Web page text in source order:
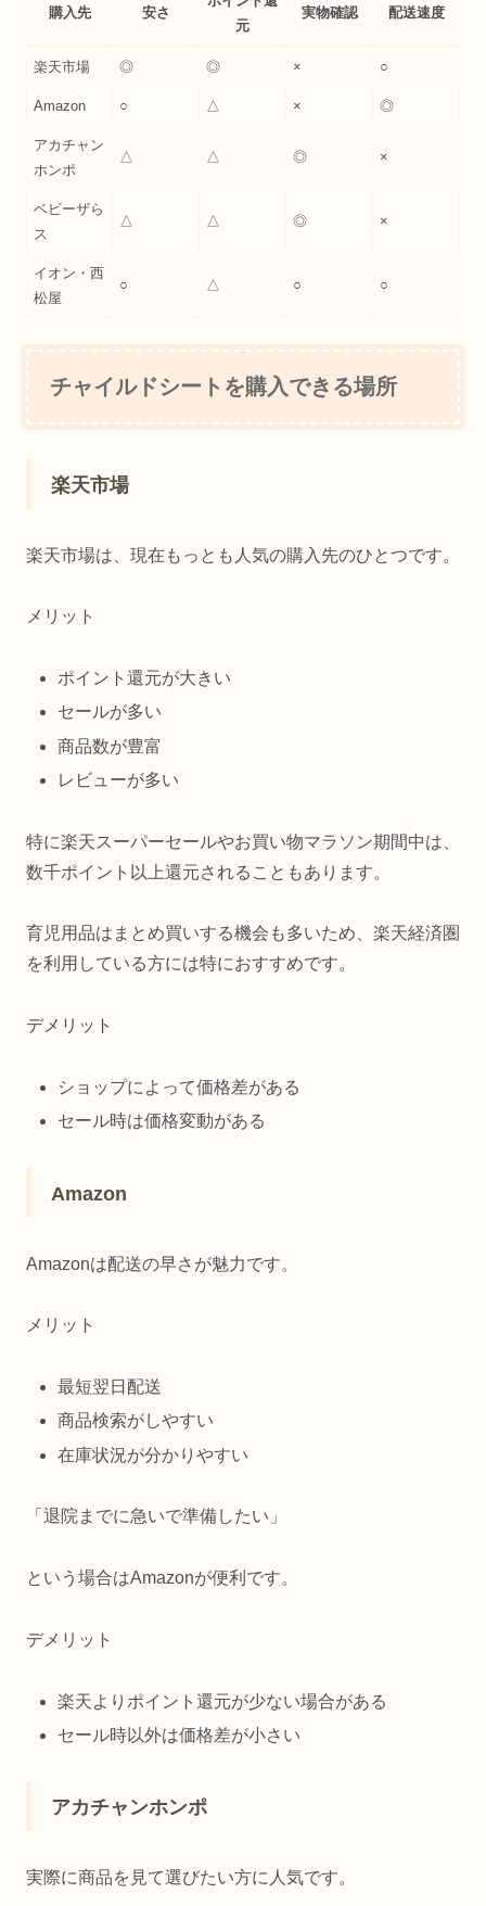
購入先 安さ
元
実物確認 配送速度
楽天市場 ◎ ◎ × ○
Amazon ○ △ × ◎
アカチャン
ホンポ
△ △ ◎ ×
ベビーザら
ス
△ △ ◎ ×
イオン・西
松屋
○ △ ○ ○
チャイルドシートを購入できる場所
楽天市場
楽天市場は、現在もっとも人気の購入先のひとつです。
メリット
ポイント還元が大きい
セールが多い
商品数が豊富
レビューが多い
特に楽天スーパーセールやお買い物マラソン期間中は、
数千ポイント以上還元されることもあります。
育児用品はまとめ買いする機会も多いため、楽天経済圏
を利用している方には特におすすめです。
デメリット
ショップによって価格差がある
セール時は価格変動がある
Amazon
Amazonは配送の早さが魅力です。
メリット
最短翌日配送
商品検索がしやすい
在庫状況が分かりやすい
「退院までに急いで準備したい」
という場合はAmazonが便利です。
デメリット
楽天よりポイント還元が少ない場合がある
セール時以外は価格差が小さい
アカチャンホンポ
実際に商品を見て選びたい方に人気です。